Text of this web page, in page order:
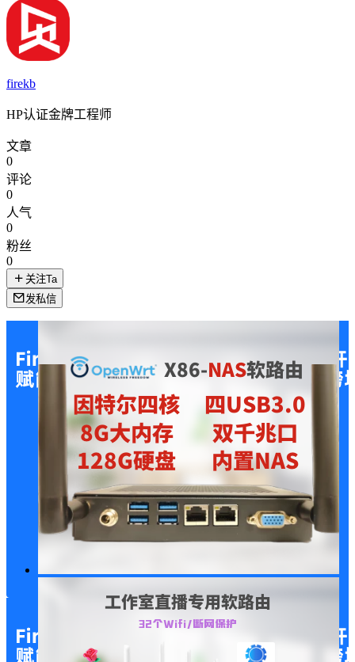
firekb
HP认证金牌工程师
文章
0
评论
0
人气
0
粉丝
0
关注Ta
发私信